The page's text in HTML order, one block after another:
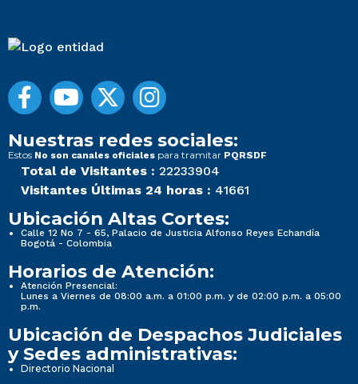
Nuestras redes sociales:
Estos No son canales oficiales para tramitar PQRSDF
Total de Visitantes : 22233904
Visitantes Últimas 24 horas : 41661
Ubicación Altas Cortes:
Calle 12 No 7 - 65, Palacio de Justicia Alfonso Reyes Echandía
Bogotá - Colombia
Horarios de Atención:
Atención Presencial:
Lunes a Viernes de 08:00 a.m. a 01:00 p.m. y de 02:00 p.m. a 05:00
p.m.
Ubicación de Despachos Judiciales
y Sedes administrativas:
Directorio Nacional